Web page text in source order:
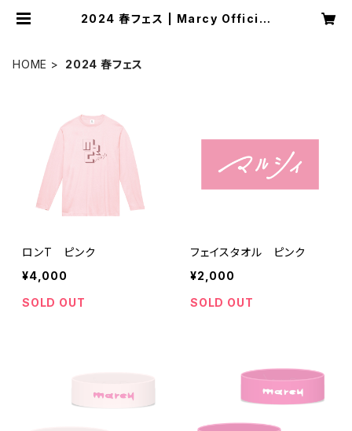
2024 春フェス | Marcy Official
HOME 2024 春フェス
ロンT ピンク
¥4,000
SOLD OUT
フェイスタオル ピンク
¥2,000
SOLD OUT